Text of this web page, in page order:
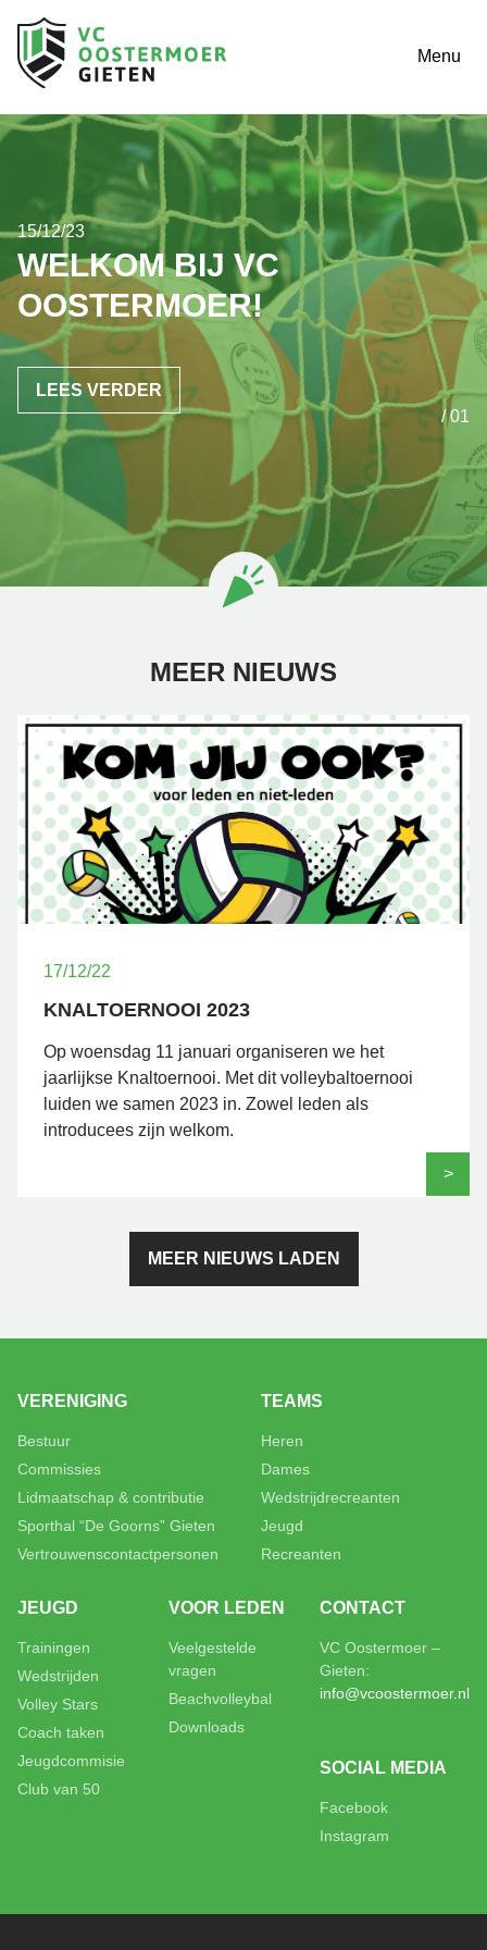
Menu
15/12/23
WELKOM BIJ VC
OOSTERMOER!
LEES VERDER
/ 01
MEER NIEUWS
17/12/22
KNALTOERNOOI 2023
Op woensdag 11 januari organiseren we het
jaarlijkse Knaltoernooi. Met dit volleybaltoernooi
luiden we samen 2023 in. Zowel leden als
introducees zijn welkom.
>
MEER NIEUWS LADEN
VERENIGING
Bestuur
Commissies
Lidmaatschap & contributie
Sporthal “De Goorns” Gieten
Vertrouwenscontactpersonen
TEAMS
Heren
Dames
Wedstrijdrecreanten
Jeugd
Recreanten
JEUGD
Trainingen
Wedstrijden
Volley Stars
Coach taken
Jeugdcommisie
Club van 50
VOOR LEDEN
Veelgestelde
vragen
Beachvolleybal
Downloads
CONTACT
VC Oostermoer –
Gieten:
info@vcoostermoer.nl
SOCIAL MEDIA
Facebook
Instagram